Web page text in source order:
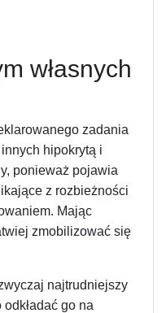
własnych
zadania
hipokrytą i
ponieważ pojawia
z rozbieżności
Mając
zmobilizować się
najtrudniejszy
go na